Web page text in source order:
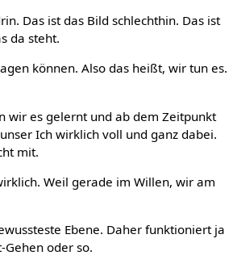
Das ist das Bild schlechthin. Das ist
da steht.
können. Also das heißt, wir tun es.
wir es gelernt und ab dem Zeitpunkt
Ich wirklich voll und ganz dabei.
mit.
Weil gerade im Willen, wir am
Ebene. Daher funktioniert ja
Gehen oder so.